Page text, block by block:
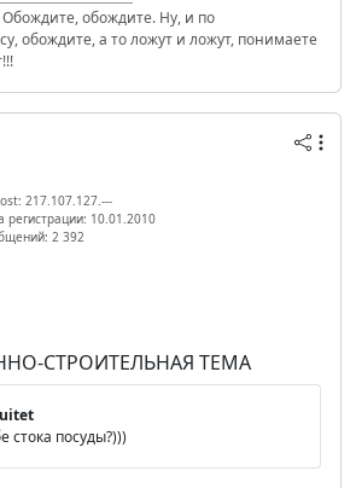
Обождите, обождите. Ну, и по
обождите, а то ложут и ложут, понимаете
217.107.127.---
регистрации: 10.01.2010
2 392
СТРОИТЕЛЬНАЯ ТЕМА
стока посуды?)))